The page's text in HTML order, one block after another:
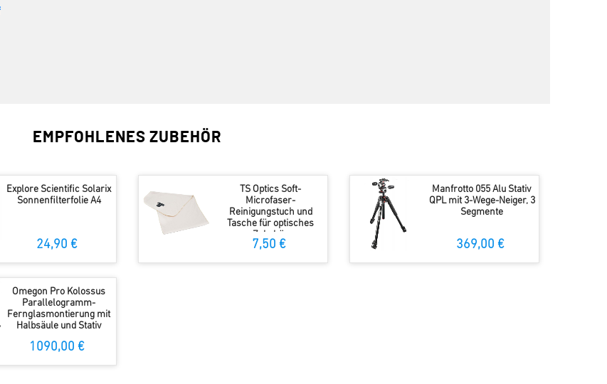
EMPFOHLENES ZUBEHÖR
Explore Scientific Solarix
Sonnenfilterfolie A4
24,90 €
TS Optics Soft-
Microfaser-
Reinigungstuch und
Tasche für optisches
Zubehör
7,50 €
Manfrotto 055 Alu Stativ
QPL mit 3-Wege-Neiger, 3
Segmente
369,00 €
Omegon Pro Kolossus
Parallelogramm-
Fernglasmontierung mit
Halbsäule und Stativ
1090,00 €